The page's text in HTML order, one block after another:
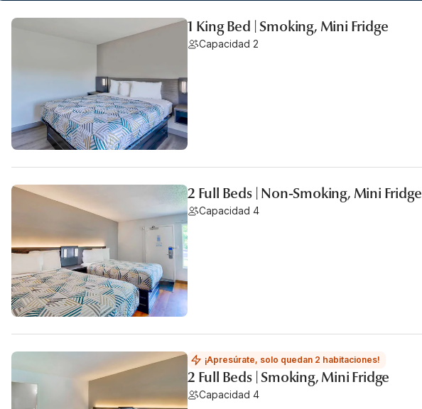
1 King Bed | Smoking, Mini Fridge
Capacidad 2
2 Full Beds | Non-Smoking, Mini Fridge
Capacidad 4
¡Apresúrate, solo quedan 2 habitaciones!
2 Full Beds | Smoking, Mini Fridge
Capacidad 4